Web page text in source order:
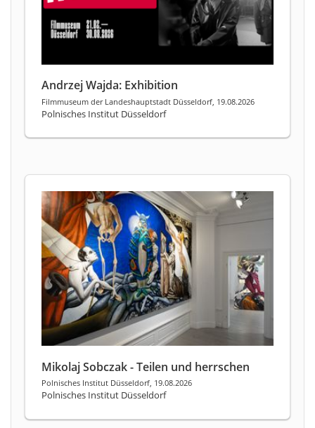
Andrzej Wajda: Exhibition
Filmmuseum der Landeshauptstadt Düsseldorf, 19.08.2026
Polnisches Institut Düsseldorf
Mikolaj Sobczak - Teilen und herrschen
Polnisches Institut Düsseldorf, 19.08.2026
Polnisches Institut Düsseldorf